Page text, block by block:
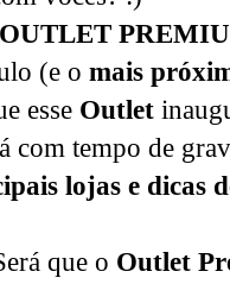
(e o mais
esse Outlet
com tempo de
lojas e dicas
que o Outlet